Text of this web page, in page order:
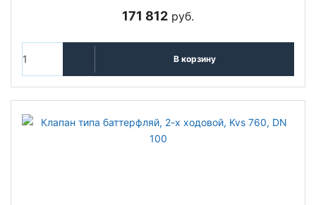
171 812 руб.
В корзину